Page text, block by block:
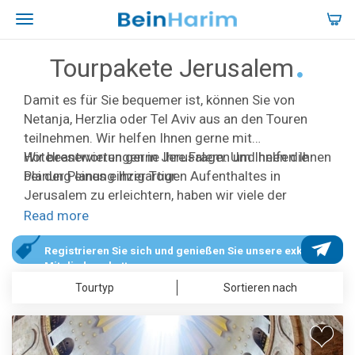
Tourpakete Jerusalem
Damit es für Sie bequemer ist, können Sie von
Netanja, Herzlia oder Tel Aviv aus an den Touren
teilnehmen. Wir helfen Ihnen gerne mit
Hotelreservierungen in Jerusalem. Um Ihnen die
Planung eines einzigartigen Aufenthaltes in
Jerusalem zu erleichtern, haben wir viele der
bekannten Sehenswürdigkeiten aufgelistet, sodass
Sie entsprechend Ihrem Interesse oder dem Ihrer
Gruppe eine Tour zusammenstellen können.
Gethsemane, die Via Dolorosa, die Grabeskirche
außerhalb Jerusalems und auch Bethlehem
besuchen. Andere, die sich für biblische, historische
Wir beantworten gerne Ihre Fragen und helfen Ihnen
bei der Planung Ihrer Tour.
Read more
Registrieren Sie sich und genießen Sie unsere exklusiven
Mitgliederrabatte.
Tourtyp Sortieren nach